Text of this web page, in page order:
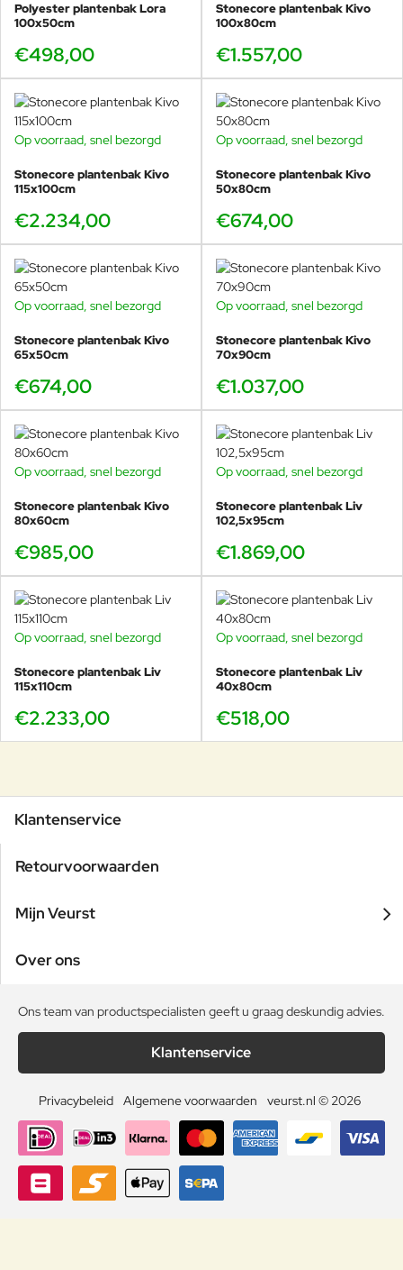
Polyester plantenbak Lora
100x50cm
€498,00
Stonecore plantenbak Kivo
100x80cm
€1.557,00
Op voorraad, snel bezorgd
Stonecore plantenbak Kivo
115x100cm
€2.234,00
Op voorraad, snel bezorgd
Stonecore plantenbak Kivo
50x80cm
€674,00
Op voorraad, snel bezorgd
Stonecore plantenbak Kivo
65x50cm
€674,00
Op voorraad, snel bezorgd
Stonecore plantenbak Kivo
70x90cm
€1.037,00
Op voorraad, snel bezorgd
Stonecore plantenbak Kivo
80x60cm
€985,00
Op voorraad, snel bezorgd
Stonecore plantenbak Liv
102,5x95cm
€1.869,00
Op voorraad, snel bezorgd
Stonecore plantenbak Liv
115x110cm
€2.233,00
Op voorraad, snel bezorgd
Stonecore plantenbak Liv
40x80cm
€518,00
Klantenservice
Retourvoorwaarden
Mijn Veurst
Over ons
Ons team van productspecialisten geeft u graag deskundig advies.
Klantenservice
Privacybeleid Algemene voorwaarden veurst.nl © 2026